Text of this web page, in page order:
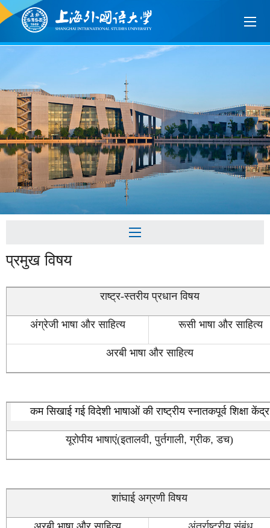
प्रमुख विषय
राष्ट्र-स्तरीय प्रधान विषय
अंग्रेजी भाषा और साहित्य रूसी भाषा और साहित्य
अरबी भाषा और साहित्य
कम सिखाई गई विदेशी भाषाओं कीराष्ट्रीय स्नातकपूर्व शिक्षा केंद्र
यूरोपीय भाषाएं(इतालवी, पुर्तगाली, ग्रीक, डच)
शांघाई अग्रणी विषय